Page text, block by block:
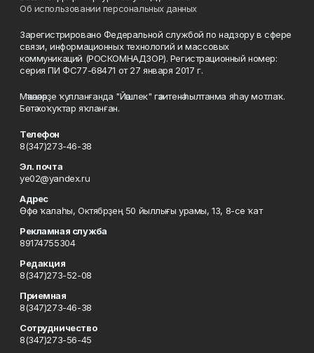
Об использовании персональных данных
Зарегистрировано Федеральной службой по надзору в сфере
связи, информационных технологий и массовых
коммуникаций (РОСКОМНАДЗОР). Регистрационный номер:
серия ПИ ФС77-68471 от 27 января 2017 г.
Мәҡәләләрҙе ҡулланғанда "Йәшлек" гәзитенә һылтанма яһау мотлаҡ.
Бөтә хоҡуҡтар яҡланған.
Телефон
8(347)273-46-38
Эл. почта
ye02@yandex.ru
Адрес
Өфө ҡалаһы, Октябрҙең 50 йыллығы урамы, 13, 8-се ҡат
Рекламная служба
89174755304
Редакция
8(347)273-52-08
Приемная
8(347)273-46-38
Сотрудничество
8(347)273-56-45